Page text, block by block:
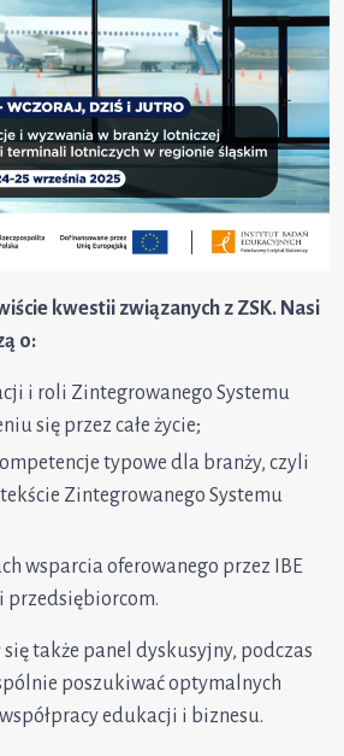
kwestii związanych z ZSK. Nasi
o:
i roli Zintegrowanego Systemu
się przez całe życie;
typowe dla branży, czyli
Zintegrowanego Systemu
wsparcia oferowanego przez IBE
przedsiębiorcom.
także panel dyskusyjny, podczas
poszukiwać optymalnych
edukacji i biznesu.